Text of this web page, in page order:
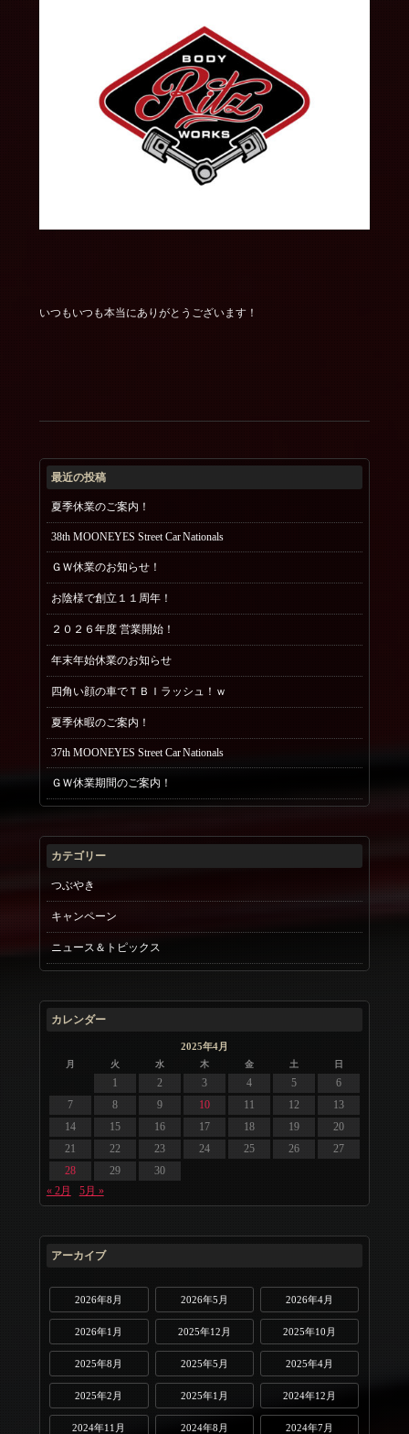
いつもいつも本当にありがとうございます！
最近の投稿
夏季休業のご案内！
38th MOONEYES Street Car Nationals
ＧＷ休業のお知らせ！
お陰様で創立１１周年！
２０２６年度 営業開始！
年末年始休業のお知らせ
四角い顔の車でＴＢＩラッシュ！ｗ
夏季休暇のご案内！
37th MOONEYES Street Car Nationals
ＧＷ休業期間のご案内！
カテゴリー
つぶやき
キャンペーン
ニュース＆トピックス
カレンダー
2025年4月
月 火 水 木 金 土 日
1 2 3 4 5
6
7
8 9 10 11 12
13
14
15 16 17 18 19
20
21
22 23 24 25 26
27
28
29
30
« 2月
5月 »
アーカイブ
2026年8月 2026年5月 2026年4月
2026年1月 2025年12月 2025年10月
2025年8月 2025年5月 2025年4月
2025年2月 2025年1月 2024年12月
2024年11月 2024年8月 2024年7月